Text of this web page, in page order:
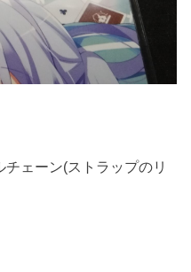
チェーン(ストラップのリ